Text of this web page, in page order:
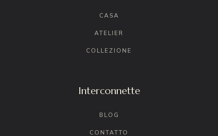
CASA
ATELIER
COLLEZIONE
Interconnette
BLOG
CONTATTO